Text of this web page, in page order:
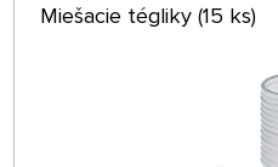
Miešacie tégliky (15 ks)